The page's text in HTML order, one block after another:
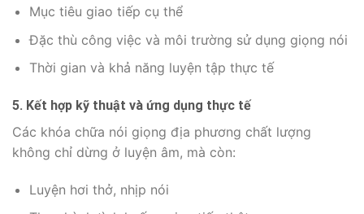
Mục tiêu giao tiếp cụ thể
Đặc thù công việc và môi trường sử dụng giọng nói
Thời gian và khả năng luyện tập thực tế
5. Kết hợp kỹ thuật và ứng dụng thực tế
Các khóa chữa nói giọng địa phương chất lượng
không chỉ dừng ở luyện âm, mà còn:
Luyện hơi thở, nhịp nói